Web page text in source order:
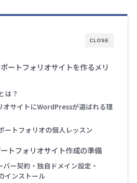
CLOSE
ートフォリオサイトを作るメリ
は？
オサイトにWordPressが選ばれる理
ートフォリオの個人レッスン
トフォリオサイト作成の準備
バー契約・独自ドメイン設定・
インストール